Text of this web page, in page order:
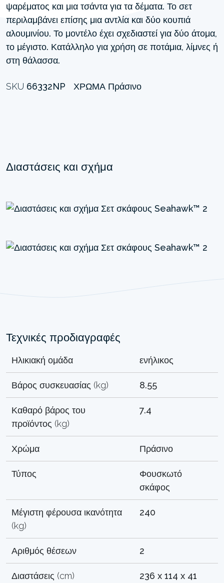
ψαρέματος και μια τσάντα για τα δέματα. Το σετ
περιλαμβάνει επίσης μια αντλία και δύο κουπιά
αλουμινίου. Το μοντέλο έχει σχεδιαστεί για δύο άτομα,
το μέγιστο. Κατάλληλο για χρήση σε ποτάμια, λίμνες ή
στη θάλασσα.
SKU 66332NP ΧΡΏΜΑ Πράσινο
Διαστάσεις και σχήμα
Τεχνικές προδιαγραφές
Ηλικιακή ομάδα ενήλικος
Βάρος συσκευασίας (kg) 8.55
Καθαρό βάρος του
προϊόντος (kg)
7.4
Χρώμα Πράσινο
Τύπος
Φουσκωτό
σκάφος
Μέγιστη φέρουσα ικανότητα
(kg)
240
Αριθμός θέσεων 2
Διαστάσεις (cm) 236 x 114 x 41